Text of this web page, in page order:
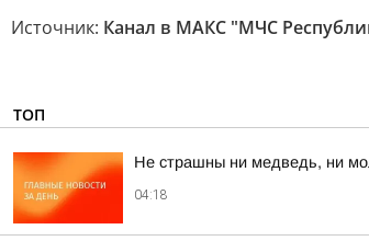
Источник: Канал в МАКС "МЧС
ТОП
Не страшны ни медведь, ни
04:18